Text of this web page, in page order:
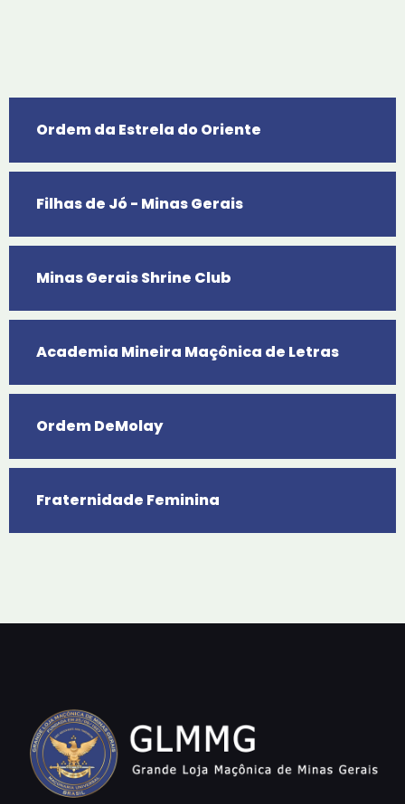
Ordem da Estrela do Oriente
Filhas de Jó - Minas Gerais
Minas Gerais Shrine Club
Academia Mineira Maçônica de Letras
Ordem DeMolay
Fraternidade Feminina